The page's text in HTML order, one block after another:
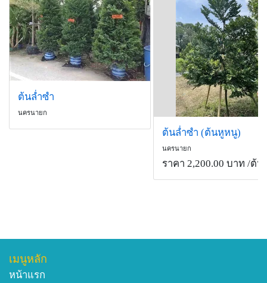
ต้นล่ำซำ
นครนายก
ต้นล่ำซำ (ต้นหูหนู)
นครนายก
ราคา 2,200.00 บาท /ต้น
เมนูหลัก
หน้าแรก